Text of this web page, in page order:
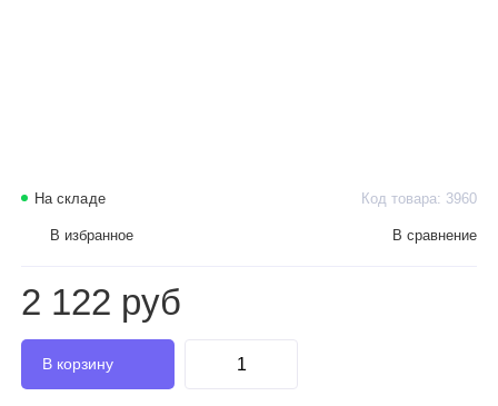
На складе Код товара: 3960
В избранное В сравнение
2 122 руб